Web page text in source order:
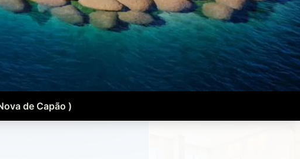
de Capão )